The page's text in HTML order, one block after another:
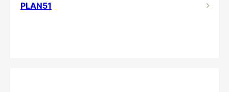
PLAN51